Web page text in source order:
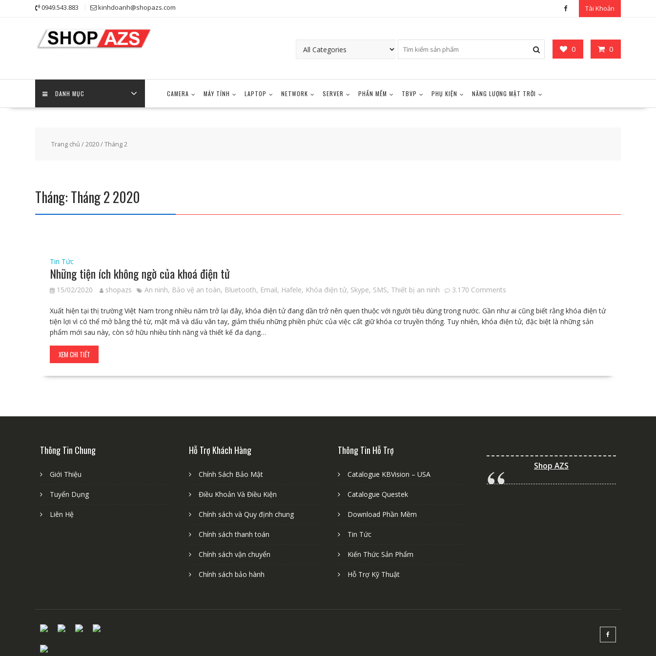
0949.543.883 kinhdoanh@shopazs.com Tài Khoản
0 0
DANH MỤC CAMERA MÁY TÍNH LAPTOP NETWORK SERVER PHẦN MỀM TBVP PHỤ KIỆN NĂNG LƯỢNG MẶT TRỜI
Trang chủ /2020/ Tháng 2
Tháng:Tháng 2 2020
Tin Tức
Những tiện ích không ngờ của khoá điện tử
15/02/2020 shopazs An ninh, Bảo vệ an toàn, Bluetooth, Email, Hafele, Khóa điện tử, Skype, SMS, Thiết bị an ninh 3.170 Comments
Xuất hiện tại thị trường Việt Nam trong nhiều năm trở lại đây, khóa điện tử đang dần trở nên quen thuộc với người tiêu dùng trong nước. Gần như ai cũng biết rằng khóa điện tử
tiện lợi vì có thể mở bằng thẻ từ, mật mã và dấu vân tay, giảm thiểu những phiền phức của việc cất giữ khóa cơ truyền thống. Tuy nhiên, khóa điện tử, đặc biệt là những sản
phẩm mới sau này, còn sở hữu nhiều tính năng và thiết kế đa dạng…
XEM CHI TIẾT
Thông Tin Chung
Giới Thiệu
Tuyển Dụng
Liên Hệ
Hỗ Trợ Khách Hàng
Chính Sách Bảo Mật
Điều Khoản Và Điều Kiện
Chính sách và Quy định chung
Chính sách thanh toán
Chính sách vận chuyển
Chính sách bảo hành
Thông Tin Hỗ Trợ
Catalogue KBVision – USA
Catalogue Questek
Download Phần Mềm
Tin Tức
Kiến Thức Sản Phẩm
Hỗ Trợ Kỹ Thuật
Shop AZS